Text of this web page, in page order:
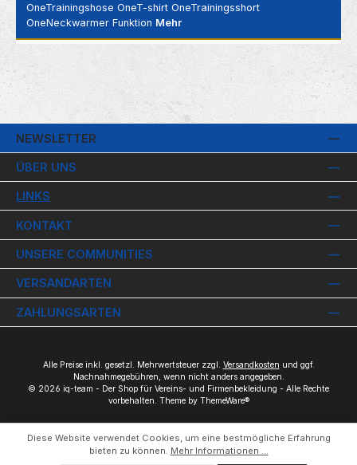
OneTrainingshose OneT-shirt OneTrainingsshort
OneNeckwarmer Funktion Mehr
NEWSLETTER
ÜBER UNS
LINKS
KONTAKT
UNSERE COMMUNITIES
VERSANDARTEN
ZAHLUNGSARTEN
Alle Preise inkl. gesetzl. Mehrwertsteuer zzgl. Versandkosten und ggf.
Nachnahmegebühren, wenn nicht anders angegeben.
© 2026 iq-team - Der Shop für Vereins- und Firmenbekleidung - Alle Rechte
vorbehalten. Theme by ThemeWare®
Diese Website verwendet Cookies, um eine bestmögliche Erfahrung
bieten zu können. Mehr Informationen ...